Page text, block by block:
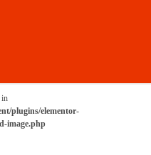
in
plugins/elementor-
image.php